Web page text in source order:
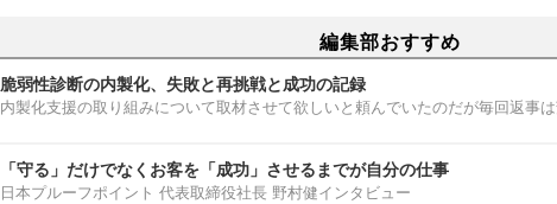
編集部おすすめ
脆弱性診断の内製化、失敗と再挑戦と成功の記録
内製化支援の取り組みについて取材させて欲しいと頼んでいたのだが毎回返事
「守る」だけでなくお客を「成功」させるまでが自分の仕事
日本プルーフポイント 代表取締役社長 野村健インタビュー